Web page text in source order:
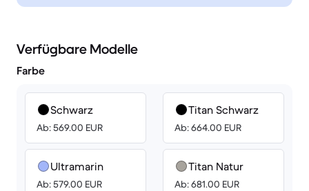
Verfügbare Modelle
Farbe
Schwarz
Ab: 569.00 EUR
Ultramarin
Ab: 579.00 EUR
Titan Schwarz
Ab: 664.00 EUR
Titan Natur
Ab: 681.00 EUR